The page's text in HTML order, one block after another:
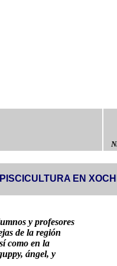
EN
y profesores
de la región
como en la
ángel, y